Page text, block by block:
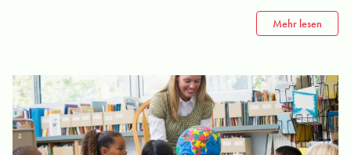
Mehr lesen